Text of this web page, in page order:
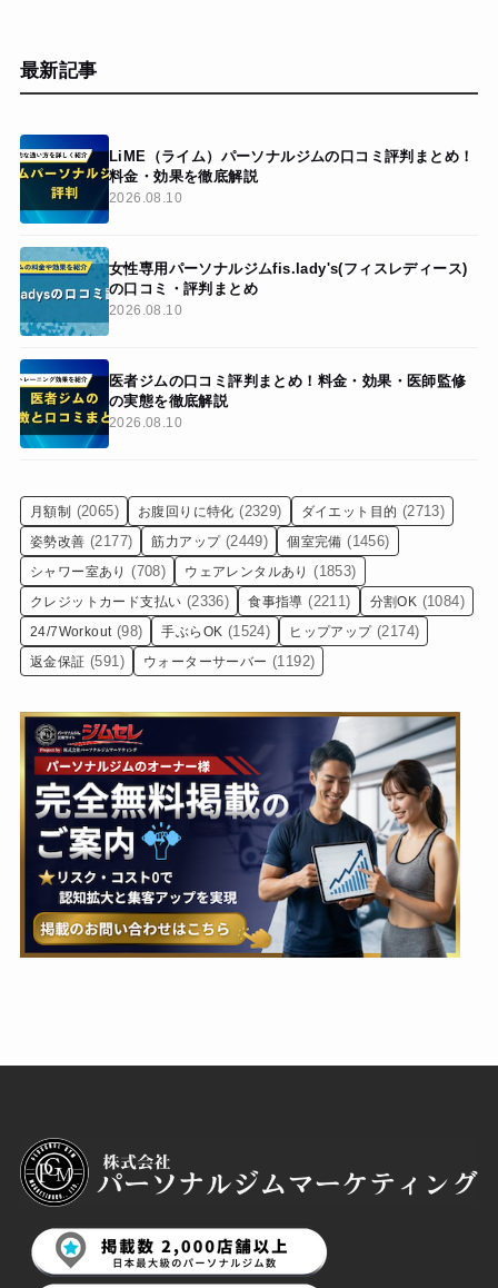
最新記事
LiME（ライム）パーソナルジムの口コミ評判まとめ！
料金・効果を徹底解説
2026.08.10
女性専用パーソナルジムfis.lady's(フィスレディース)
の口コミ・評判まとめ
2026.08.10
医者ジムの口コミ評判まとめ！料金・効果・医師監修
の実態を徹底解説
2026.08.10
月額制 (2065) お腹回りに特化 (2329) ダイエット目的 (2713)
姿勢改善 (2177) 筋力アップ (2449) 個室完備 (1456)
シャワー室あり (708) ウェアレンタルあり (1853)
クレジットカード支払い (2336) 食事指導 (2211) 分割OK (1084)
24/7Workout (98) 手ぶらOK (1524) ヒップアップ (2174)
返金保証 (591) ウォーターサーバー (1192)